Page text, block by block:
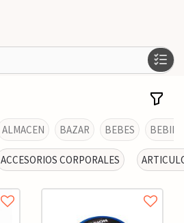
ALMACEN BAZAR BEBES
ACCESORIOS CORPORALES